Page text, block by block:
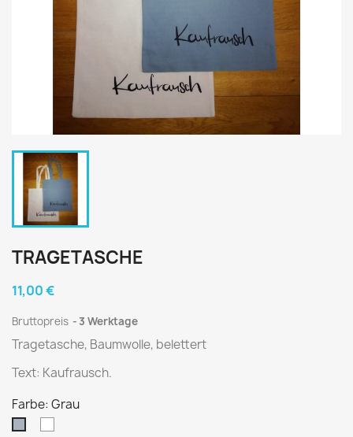
TRAGETASCHE
11,00 €
Bruttopreis 3 Werktage
Tragetasche, Baumwolle, belettert
Text: Kaufrausch.
Farbe: Grau